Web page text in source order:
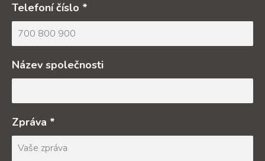
Telefoní číslo *
Název společnosti
Zpráva *